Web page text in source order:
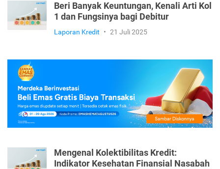
Beri Banyak Keuntungan, Kenali Arti Kol
1 dan Fungsinya bagi Debitur
Laporan Kredit • 21 Juli 2025
Mengenal Kolektibilitas Kredit:
Indikator Kesehatan Finansial Nasabah